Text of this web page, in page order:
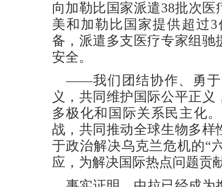
向加勒比国家派遣38批次
美和加勒比国家提供超过
备，派遣多支医疗专家组
安全。
——我们团结协作、勇于
义，共同维护国际公平正
多极化和国际关系民主化
战，共同推动全球生物多
于政治解决乌克兰危机的“
应，为解决国际热点问题贡